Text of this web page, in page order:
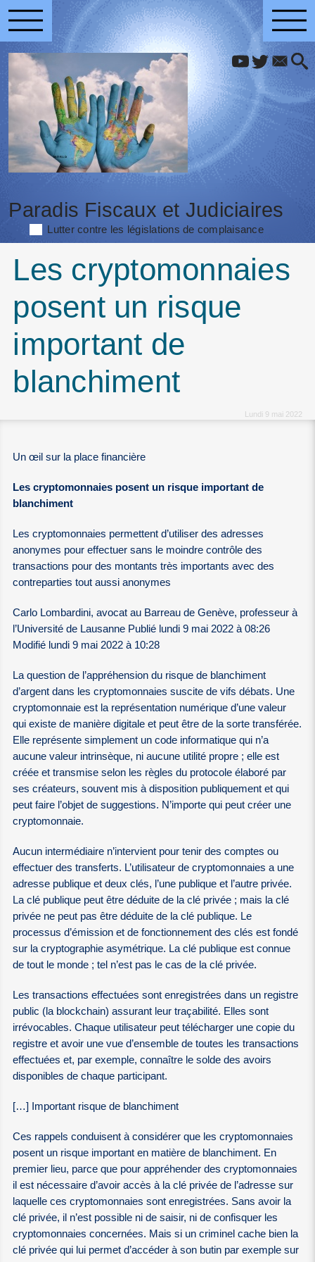
Paradis Fiscaux et Judiciaires
Lutter contre les législations de complaisance
Les cryptomonnaies
posent un risque
important de
blanchiment
Lundi 9 mai 2022
Un œil sur la place financière
Les cryptomonnaies posent un risque important de
blanchiment
Les cryptomonnaies permettent d’utiliser des adresses
anonymes pour effectuer sans le moindre contrôle des
transactions pour des montants très importants avec des
contreparties tout aussi anonymes
Carlo Lombardini, avocat au Barreau de Genève, professeur à
l’Université de Lausanne Publié lundi 9 mai 2022 à 08:26
Modifié lundi 9 mai 2022 à 10:28
La question de l’appréhension du risque de blanchiment
d’argent dans les cryptomonnaies suscite de vifs débats. Une
cryptomonnaie est la représentation numérique d’une valeur
qui existe de manière digitale et peut être de la sorte transférée.
Elle représente simplement un code informatique qui n’a
aucune valeur intrinsèque, ni aucune utilité propre ; elle est
créée et transmise selon les règles du protocole élaboré par
ses créateurs, souvent mis à disposition publiquement et qui
peut faire l’objet de suggestions. N’importe qui peut créer une
cryptomonnaie.
Aucun intermédiaire n’intervient pour tenir des comptes ou
effectuer des transferts. L’utilisateur de cryptomonnaies a une
adresse publique et deux clés, l’une publique et l’autre privée.
La clé publique peut être déduite de la clé privée ; mais la clé
privée ne peut pas être déduite de la clé publique. Le
processus d’émission et de fonctionnement des clés est fondé
sur la cryptographie asymétrique. La clé publique est connue
de tout le monde ; tel n’est pas le cas de la clé privée.
Les transactions effectuées sont enregistrées dans un registre
public (la blockchain) assurant leur traçabilité. Elles sont
irrévocables. Chaque utilisateur peut télécharger une copie du
registre et avoir une vue d’ensemble de toutes les transactions
effectuées et, par exemple, connaître le solde des avoirs
disponibles de chaque participant.
[…] Important risque de blanchiment
Ces rappels conduisent à considérer que les cryptomonnaies
posent un risque important en matière de blanchiment. En
premier lieu, parce que pour appréhender des cryptomonnaies
il est nécessaire d’avoir accès à la clé privée de l’adresse sur
laquelle ces cryptomonnaies sont enregistrées. Sans avoir la
clé privée, il n’est possible ni de saisir, ni de confisquer les
cryptomonnaies concernées. Mais si un criminel cache bien la
clé privée qui lui permet d’accéder à son butin par exemple sur